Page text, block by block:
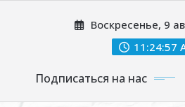
Воскресенье, 9
11:24:57
Подписаться на нас